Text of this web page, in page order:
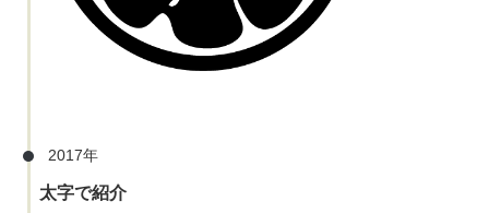
2017年
太字で紹介